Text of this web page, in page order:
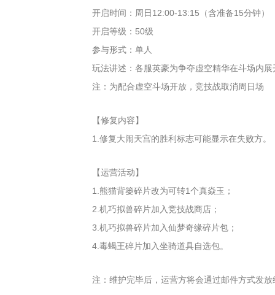
开启时间：周日12:00-13:15（含准备15分钟）
开启等级：50级
参与形式：单人
玩法讲述：各服英豪为争夺虚空精华在斗场内
注：为配合虚空斗场开放，竞技战取消周日场
【修复内容】
1.修复大闹天宫的胜利标志可能显示在失败方。
【运营活动】
1.熊猫背篓碎片改为可转1个真焱玉；
2.机巧拟兽碎片加入竞技战商店；
3.机巧拟兽碎片加入仙梦奇缘碎片包；
4.毒蝎王碎片加入坐骑道具自选包。
注：维护完毕后，运营方将会通过邮件方式发